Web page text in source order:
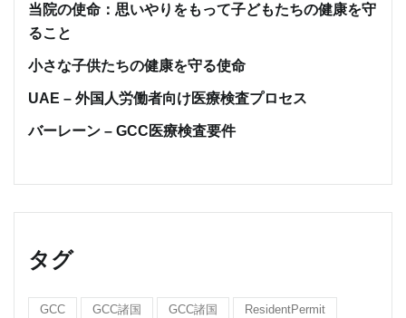
当院の使命：思いやりをもって子どもたちの健康を守
ること
小さな子供たちの健康を守る使命
UAE – 外国人労働者向け医療検査プロセス
バーレーン – GCC医療検査要件
タグ
GCC GCC諸国 GCC諸国 ResidentPermit